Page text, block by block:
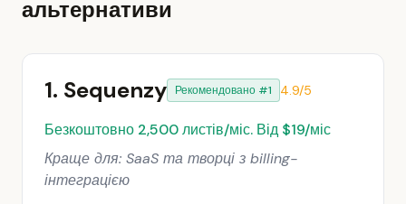
альтернативи
1. Sequenzy Рекомендовано #1 4.9/5
Безкоштовно 2,500 листів/міс. Від $19/міс
Краще для: SaaS та творці з billing-
інтеграцією